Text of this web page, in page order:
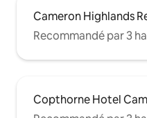
Cameron Highlands
Recommandé par 3
Copthorne Hotel